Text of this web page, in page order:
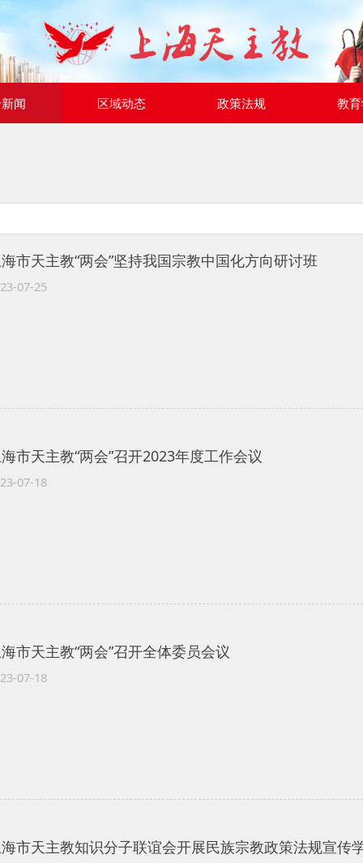
闻 区域动态 政策法规 教
市天主教“两会”坚持我国宗教中国化方向研讨班
07-25
市天主教“两会”召开2023年度工作会议
07-18
市天主教“两会”召开全体委员会议
07-18
市天主教知识分子联谊会开展民族宗教政策法规宣传